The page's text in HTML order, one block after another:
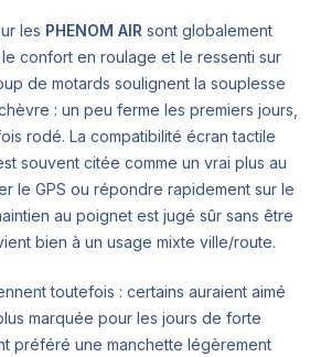
les PHENOM AIR sont globalement
confort en roulage et le ressenti sur
de motards soulignent la souplesse
: un peu ferme les premiers jours,
rodé. La compatibilité écran tactile
souvent citée comme un vrai plus au
le GPS ou répondre rapidement sur le
au poignet est jugé sûr sans être
bien à un usage mixte ville/route.
toutefois : certains auraient aimé
marquée pour les jours de forte
préféré une manchette légèrement